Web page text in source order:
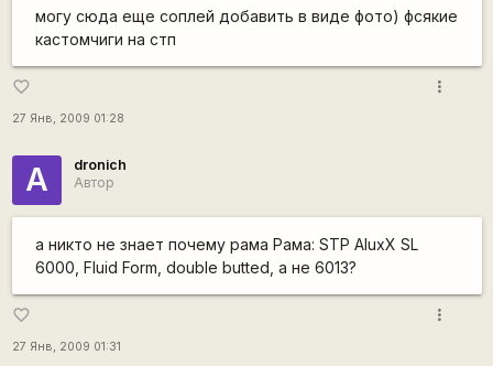
могу сюда еще соплей добавить в виде фото) фсякие
кастомчиги на стп
favorite_border
27 Янв, 2009 01:28
more_vert
А
dronich
Автор
а никто не знает почему рама Рама: STP AluxX SL
6000, Fluid Form, double butted, а не 6013?
favorite_border
27 Янв, 2009 01:31
more_vert